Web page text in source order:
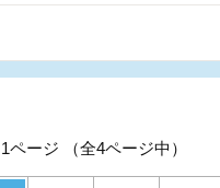
1ページ （全4ページ中）